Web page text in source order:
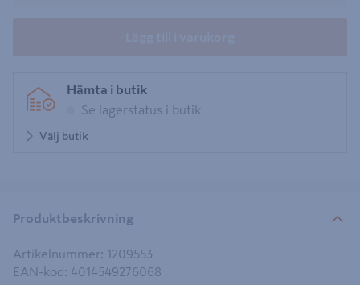
Hämta i butik
Se lagerstatus i butik
Välj butik
Produktbeskrivning
Artikelnummer: 1209553
EAN-kod : 4014549276068